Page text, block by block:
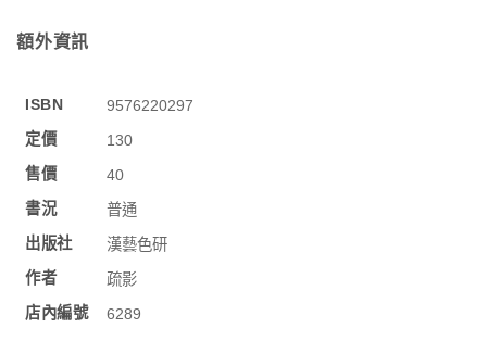
額外資訊
ISBN
9576220297
定價
130
售價
40
書況
普通
出版社
漢藝色研
作者
疏影
店內編號
6289